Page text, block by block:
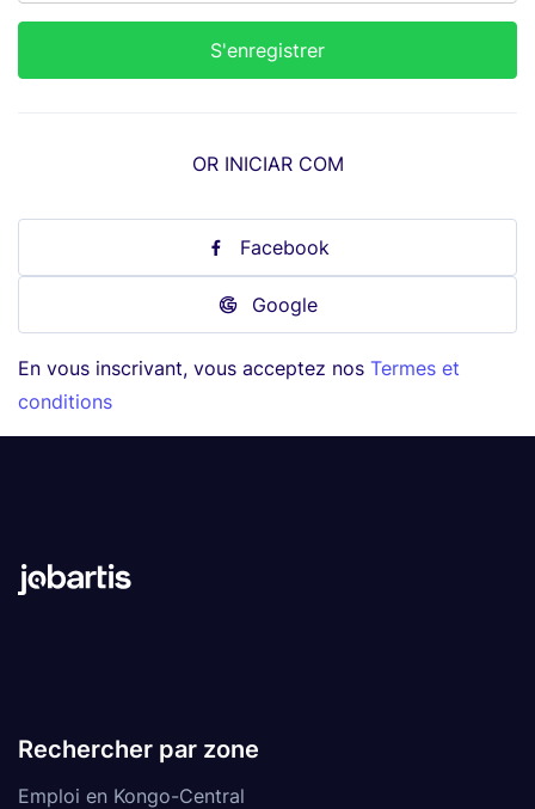
OR INICIAR COM
Facebook
Google
En vous inscrivant, vous acceptez nos Termes et
conditions
Rechercher par zone
Emploi en Kongo-Central